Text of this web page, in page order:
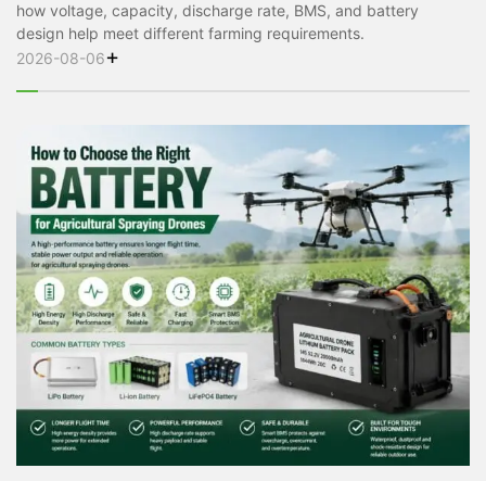
how voltage, capacity, discharge rate, BMS, and battery
design help meet different farming requirements.
2026-08-06+